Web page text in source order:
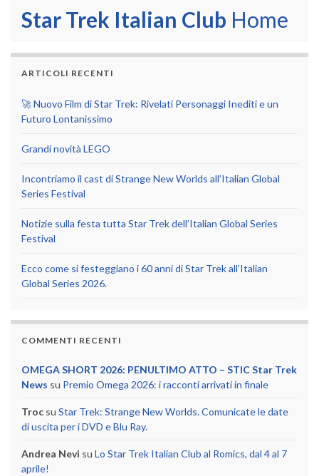
Star Trek Italian Club Home
ARTICOLI RECENTI
🚀 Nuovo Film di Star Trek: Rivelati Personaggi Inediti e un
Futuro Lontanissimo
Grandi novità LEGO
Incontriamo il cast di Strange New Worlds all’Italian Global
Series Festival
Notizie sulla festa tutta Star Trek dell’Italian Global Series
Festival
Ecco come si festeggiano i 60 anni di Star Trek all’Italian
Global Series 2026.
COMMENTI RECENTI
OMEGA SHORT 2026: PENULTIMO ATTO – STIC Star Trek
News su Premio Omega 2026: i racconti arrivati in finale
Troc su Star Trek: Strange New Worlds. Comunicate le date
di uscita per i DVD e Blu Ray.
Andrea Nevi su Lo Star Trek Italian Club al Romics, dal 4 al 7
aprile!